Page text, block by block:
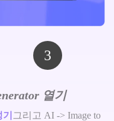
3
열기
그리고 AI -> Image to